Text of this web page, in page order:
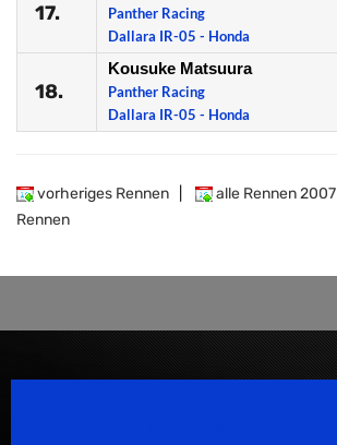
17.
Panther Racing
Dallara IR-05 - Honda
18.
Kousuke Matsuura
Panther Racing
Dallara IR-05 - Honda
vorheriges Rennen alle Rennen 2007
Rennen